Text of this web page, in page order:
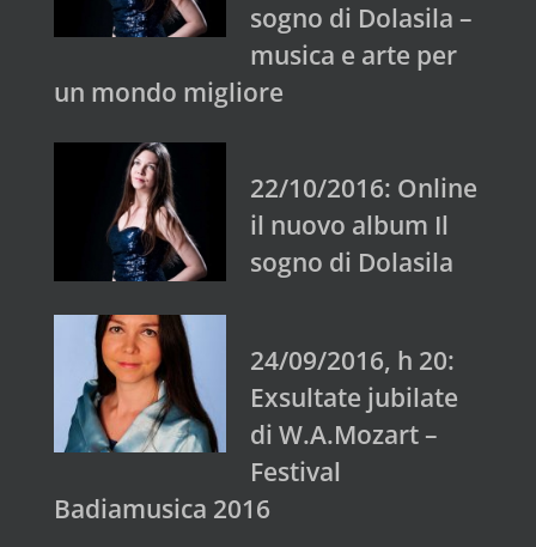
sogno di Dolasila –
musica e arte per
un mondo migliore
22/10/2016: Online
il nuovo album Il
sogno di Dolasila
24/09/2016, h 20:
Exsultate jubilate
di W.A.Mozart –
Festival
Badiamusica 2016